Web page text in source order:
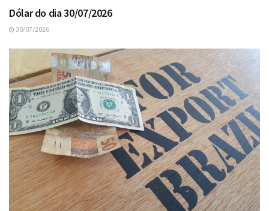
Dólar do dia 30/07/2026
30/07/2026